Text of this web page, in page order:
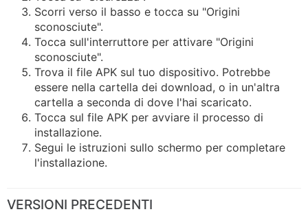
Scorri verso il basso e tocca su "Origini
sconosciute".
Tocca sull'interruttore per attivare "Origini
sconosciute".
Trova il file APK sul tuo dispositivo. Potrebbe
essere nella cartella dei download, o in un'altra
cartella a seconda di dove l'hai scaricato.
Tocca sul file APK per avviare il processo di
installazione.
Segui le istruzioni sullo schermo per completare
l'installazione.
VERSIONI PRECEDENTI